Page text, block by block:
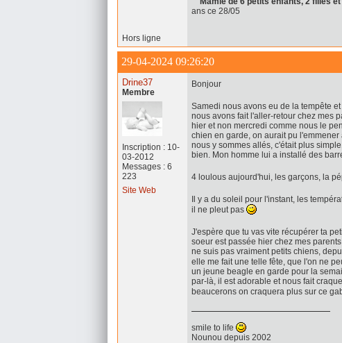
ans ce 28/05
Hors ligne
29-04-2024 09:26:20
Drine37
Membre
Inscription : 10-
03-2012
Messages : 6
223
Site Web
Bonjour
Samedi nous avons eu de la tempête
nous avons fait l'aller-retour chez mes
hier et non mercredi comme nous le
chien en garde, on aurait pu
nous y sommes allés, c'était plus
bien. Mon homme lui a installé des
4 loulous aujourd'hui, les garçons, la
Il y a du soleil pour l'instant, les
il ne pleut pas
J'espère que tu vas vite récupérer ta
soeur est passée hier chez mes
ne suis pas vraiment petits chiens,
elle me fait une telle fête, que l'on ne
un jeune beagle en garde pour la
par-là, il est adorable et nous fait
beaucerons on craquera plus sur ce
smile to life
Nounou depuis 2002